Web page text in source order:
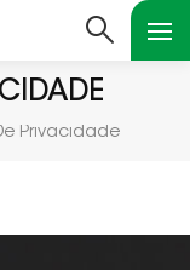
Privacidade